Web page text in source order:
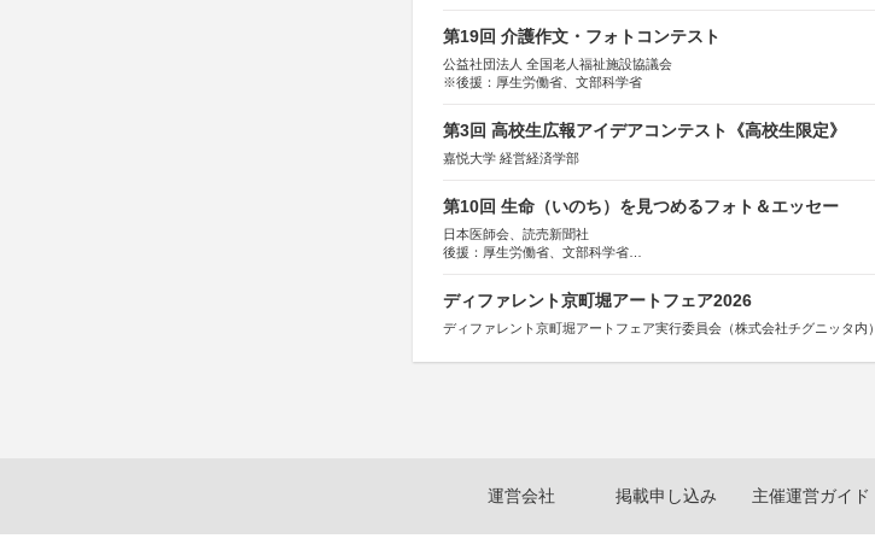
第19回 介護作文・フォトコンテスト
公益社団法人 全国老人福祉施設協議会
※後援：厚生労働省、文部科学省
第3回 高校生広報アイデアコンテスト《高校生限定》
嘉悦大学 経営経済学部
第10回 生命（いのち）を見つめるフォト＆エッセー
日本医師会、読売新聞社
後援：厚生労働省、文部科学省
ディファレント京町堀アートフェア2026
ディファレント京町堀アートフェア実行委員会（株式会社チグニッタ内）
運営会社 掲載申し込み 主催運営ガイド